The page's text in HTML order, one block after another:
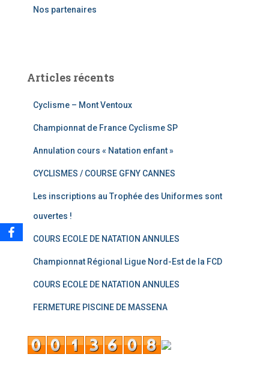
Nos partenaires
Articles récents
Cyclisme – Mont Ventoux
Championnat de France Cyclisme SP
Annulation cours « Natation enfant »
CYCLISMES / COURSE GFNY CANNES
Les inscriptions au Trophée des Uniformes sont
ouvertes !
COURS ECOLE DE NATATION ANNULES
Championnat Régional Ligue Nord-Est de la FCD
COURS ECOLE DE NATATION ANNULES
FERMETURE PISCINE DE MASSENA